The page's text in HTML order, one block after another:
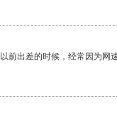
出差的时候，经常因为网